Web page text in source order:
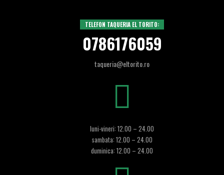
TELEFON TAQUERIA EL TORITO:
0786176059
taqueria@eltorito.ro
luni-vineri: 12.00 – 24.00
sambata: 12.00 – 24.00
duminica: 12.00 – 24.00